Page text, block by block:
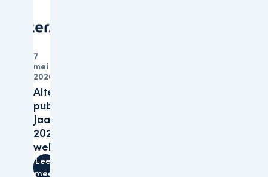
Altera
publiceert
Jaarverslagen
2025 op haar
website
7
mei
2026
Lees
meer